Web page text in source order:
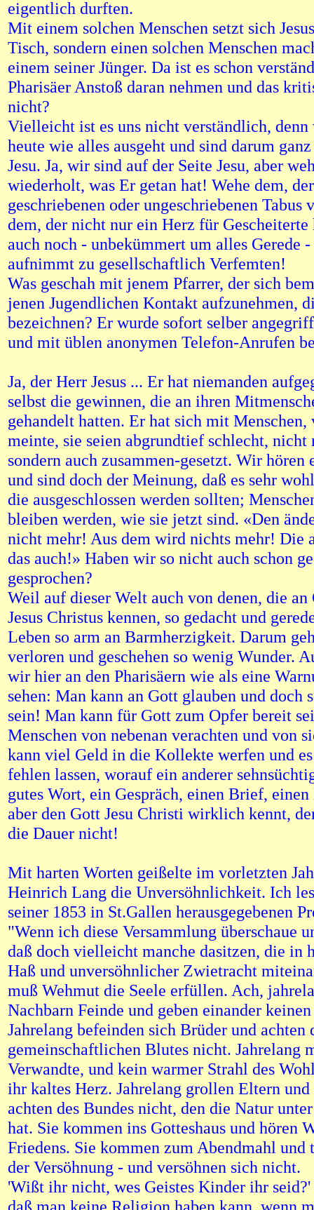
eigentlich durften.
Mit einem solchen Menschen setzt sich
Tisch, sondern einen solchen Menschen
einem seiner Jünger. Da ist es schon
Pharisäer Anstoß daran nehmen und das
nicht?
Vielleicht ist es uns nicht verständlich,
heute wie alles ausgeht und sind darum
Jesu. Ja, wir sind auf der Seite Jesu, aber
wiederholt, was Er getan hat! Wehe dem,
geschriebenen oder ungeschriebenen Tabus
dem, der nicht nur ein Herz für Gescheiterte
auch noch - unbekümmert um alles Gerede
aufnimmt zu gesellschaftlich Verfemten!
Was geschah mit jenem Pfarrer, der sich
jenen Jugendlichen Kontakt aufzunehmen,
bezeichnen? Er wurde sofort selber
und mit üblen anonymen Telefon-Anrufen
Ja, der Herr Jesus ... Er hat niemanden
selbst die gewinnen, die an ihren
gehandelt hatten. Er hat sich mit Menschen,
meinte, sie seien abgrundtief schlecht, nicht
sondern auch zusammen-gesetzt. Wir hören
und sind doch der Meinung, daß es sehr
die ausgeschlossen werden sollten;
bleiben werden, wie sie jetzt sind. «Den
nicht mehr! Aus dem wird nichts mehr! Die
das auch!» Haben wir so nicht auch schon
gesprochen?
Weil auf dieser Welt auch von denen, die an
Jesus Christus kennen, so gedacht und
Leben so arm an Barmherzigkeit. Darum
verloren und geschehen so wenig Wunder.
wir hier an den Pharisäern wie als eine
sehen: Man kann an Gott glauben und doch
sein! Man kann für Gott zum Opfer bereit
Menschen von nebenan verachten und von
kann viel Geld in die Kollekte werfen und
fehlen lassen, worauf ein anderer
gutes Wort, ein Gespräch, einen Brief,
aber den Gott Jesu Christi wirklich kennt,
die Dauer nicht!
Mit harten Worten geißelte im vorletzten
Heinrich Lang die Unversöhnlichkeit. Ich
seiner 1853 in St.Gallen herausgegebenen
"Wenn ich diese Versammlung überschaue
daß doch vielleicht manche dasitzen, die in
Haß und unversöhnlicher Zwietracht
muß Wehmut die Seele erfüllen. Ach,
Nachbarn Feinde und geben einander
Jahrelang befeinden sich Brüder und achten
gemeinschaftlichen Blutes nicht. Jahrelang
Verwandte, und kein warmer Strahl des
ihr kaltes Herz. Jahrelang grollen Eltern
achten des Bundes nicht, den die Natur
hat. Sie kommen ins Gotteshaus und hören
Friedens. Sie kommen zum Abendmahl und
der Versöhnung - und versöhnen sich nicht.
'Wißt ihr nicht, wes Geistes Kinder ihr
daß man keine Religion haben kann, wenn